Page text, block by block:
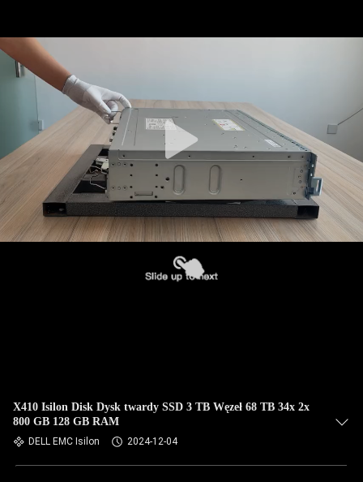
X410 Isilon Disk Dysk twardy SSD 3 TB Węzeł 68 TB 34x 2x
800 GB 128 GB RAM
DELL EMC Isilon 2024-12-04